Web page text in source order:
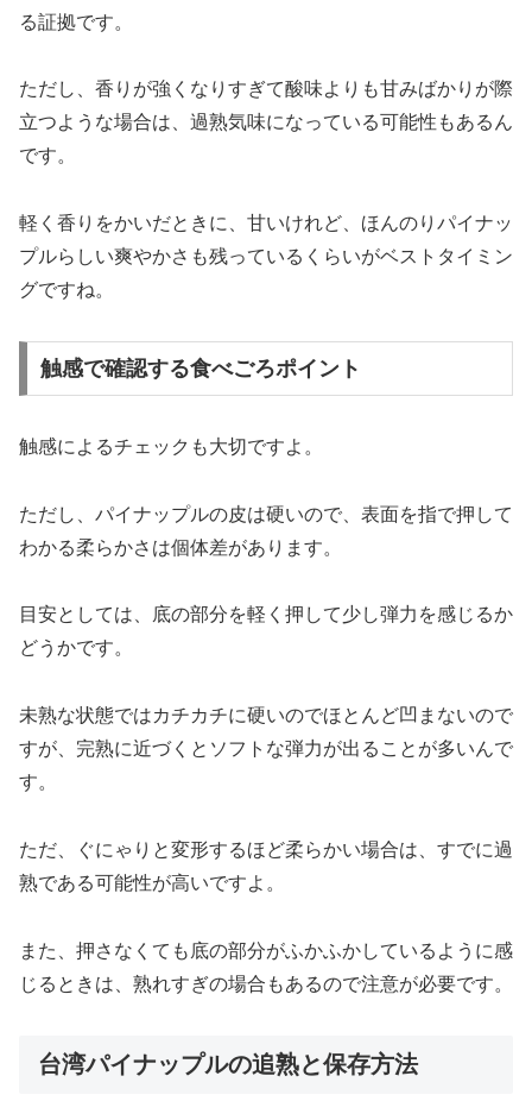
る証拠です。
ただし、香りが強くなりすぎて酸味よりも甘みばかりが際
立つような場合は、過熟気味になっている可能性もあるん
です。
軽く香りをかいだときに、甘いけれど、ほんのりパイナッ
プルらしい爽やかさも残っているくらいがベストタイミン
グですね。
触感で確認する食べごろポイント
触感によるチェックも大切ですよ。
ただし、パイナップルの皮は硬いので、表面を指で押して
わかる柔らかさは個体差があります。
目安としては、底の部分を軽く押して少し弾力を感じるか
どうかです。
未熟な状態ではカチカチに硬いのでほとんど凹まないので
すが、完熟に近づくとソフトな弾力が出ることが多いんで
す。
ただ、ぐにゃりと変形するほど柔らかい場合は、すでに過
熟である可能性が高いですよ。
また、押さなくても底の部分がふかふかしているように感
じるときは、熟れすぎの場合もあるので注意が必要です。
台湾パイナップルの追熟と保存方法